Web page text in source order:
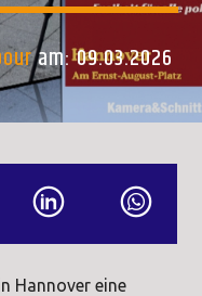
am: 09.03.2026
Hannover eine